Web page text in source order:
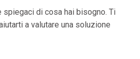
spiegaci di cosa hai bisogno. Ti
a valutare una soluzione